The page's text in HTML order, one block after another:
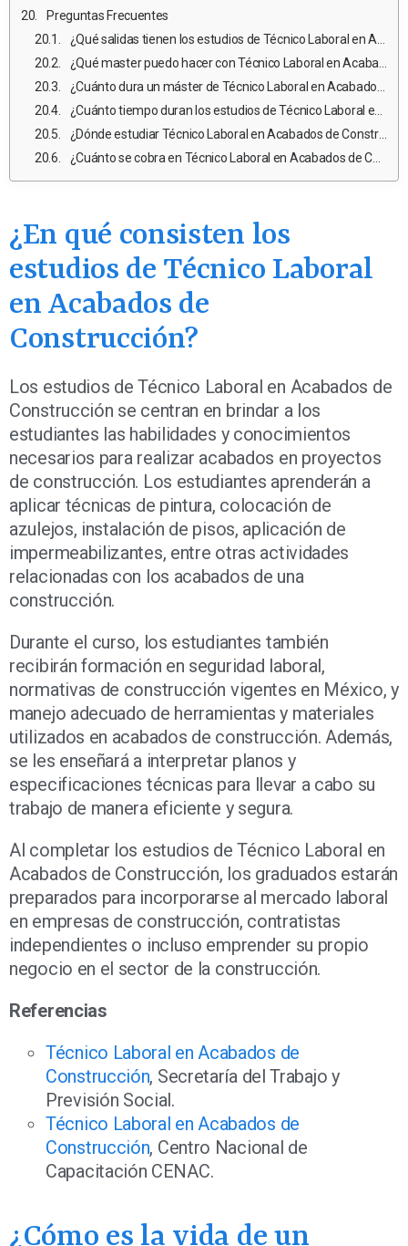
Preguntas Frecuentes
¿Qué salidas tienen los estudios de Técnico Laboral en Acabados de Construcción?
¿Qué master puedo hacer con Técnico Laboral en Acabados de Construcción?
¿Cuánto dura un máster de Técnico Laboral en Acabados de Construcción en México?
¿Cuánto tiempo duran los estudios de Técnico Laboral en Acabados de Construcción?
¿Dónde estudiar Técnico Laboral en Acabados de Construcción en México pública?
¿Cuánto se cobra en Técnico Laboral en Acabados de Construcción en México?
¿En qué consisten los
estudios de Técnico Laboral
en Acabados de
Construcción?
Los estudios de Técnico Laboral en Acabados de
Construcción se centran en brindar a los
estudiantes las habilidades y conocimientos
necesarios para realizar acabados en proyectos
de construcción. Los estudiantes aprenderán a
aplicar técnicas de pintura, colocación de
azulejos, instalación de pisos, aplicación de
impermeabilizantes, entre otras actividades
relacionadas con los acabados de una
construcción.
Durante el curso, los estudiantes también
recibirán formación en seguridad laboral,
normativas de construcción vigentes en México, y
manejo adecuado de herramientas y materiales
utilizados en acabados de construcción. Además,
se les enseñará a interpretar planos y
especificaciones técnicas para llevar a cabo su
trabajo de manera eficiente y segura.
Al completar los estudios de Técnico Laboral en
Acabados de Construcción, los graduados estarán
preparados para incorporarse al mercado laboral
en empresas de construcción, contratistas
independientes o incluso emprender su propio
negocio en el sector de la construcción.
Referencias
Técnico Laboral en Acabados de
Construcción, Secretaría del Trabajo y
Previsión Social.
Técnico Laboral en Acabados de
Construcción, Centro Nacional de
Capacitación CENAC.
¿Cómo es la vida de un